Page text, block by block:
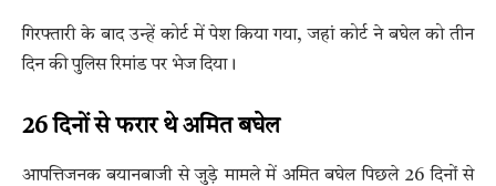
गिरफ्तारी के बाद उन्हें कोर्ट में पेश किया गया, जहां कोर्ट ने बघेल को तीन
दिन की पुलिस रिमांड पर भेज दिया।
26 दिनों से फरार थे अमित बघेल
आपत्तिजनक बयानबाजी से जुड़े मामले में अमित बघेल पिछले 26 दिनों से